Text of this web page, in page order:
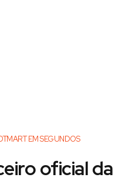
EM SEGUNDOS
oficial da